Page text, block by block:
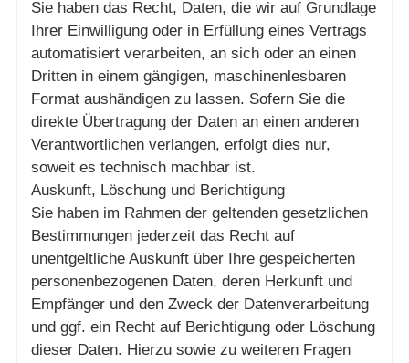
Sie haben das Recht, Daten, die wir auf Grundlage
Ihrer Einwilligung oder in Erfüllung eines Vertrags
automatisiert verarbeiten, an sich oder an einen
Dritten in einem gängigen, maschinenlesbaren
Format aushändigen zu lassen. Sofern Sie die
direkte Übertragung der Daten an einen anderen
Verantwortlichen verlangen, erfolgt dies nur,
soweit es technisch machbar ist.
Auskunft, Löschung und Berichtigung
Sie haben im Rahmen der geltenden gesetzlichen
Bestimmungen jederzeit das Recht auf
unentgeltliche Auskunft über Ihre gespeicherten
personenbezogenen Daten, deren Herkunft und
Empfänger und den Zweck der Datenverarbeitung
und ggf. ein Recht auf Berichtigung oder Löschung
dieser Daten. Hierzu sowie zu weiteren Fragen